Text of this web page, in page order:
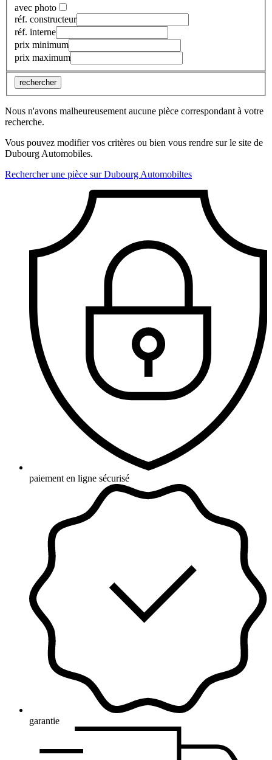
avec photo
réf. constructeur
réf. interne
prix minimum
prix maximum
rechercher
Nous n'avons malheureusement aucune pièce correspondant à votre
recherche.
Vous pouvez modifier vos critères ou bien vous rendre sur le site de
Dubourg Automobiles.
Rechercher une pièce sur Dubourg Automobiltes
paiement en ligne sécurisé
garantie